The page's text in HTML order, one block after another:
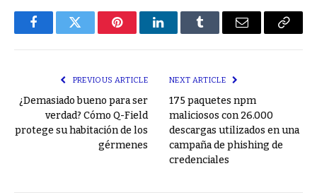
FacebookTwitter PinterestLinkedInTumblr Email
Copy
PREVIOUS ARTICLE
¿Demasiado bueno para ser
verdad? Cómo Q-Field
protege su habitación de los
gérmenes
NEXT ARTICLE
175 paquetes npm
maliciosos con 26.000
descargas utilizados en una
campaña de phishing de
credenciales